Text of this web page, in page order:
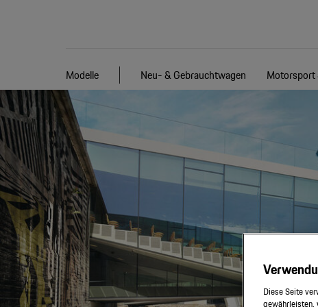
Modelle Neu- & Gebrauchtwagen Motorsport
Diese Seite
gewährleisten,